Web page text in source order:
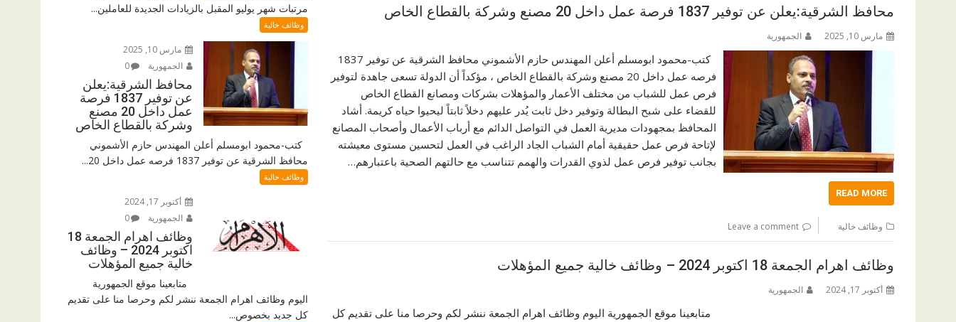
محافظ الشرقية:يعلن عن توفير 1837 فرصة عمل داخل 20 مصنع وشركة بالقطاع الخاص
مارس 10, 2025 الجمهورية
كتب-محمود ابومسلم أعلن المهندس حازم الأشموني محافظ الشرقية عن توفير 1837
فرصه عمل داخل 20 مصنع وشركة بالقطاع الخاص ، مؤكداً أن الدولة تسعى جاهدة لتوفير
فرص عمل للشباب من مختلف الأعمار والمؤهلات بشركات ومصانع القطاع الخاص
للقضاء على شبح البطالة وتوفير دخل ثابت يُدر عليهم دخلاً ثابتاً ليحيوا حياه كريمة. أشاد
المحافظ بمجهودات مديرية العمل في التواصل الدائم مع أرباب الأعمال وأصحاب المصانع
لإتاحة فرص عمل حقيقية أمام الشباب الجاد الراغب في العمل لتحسين مستوى معيشته
بجانب توفير فرص عمل لذوي القدرات والهمم تتناسب مع حالتهم الصحية باعتبارهم…
READ MORE
وظائف خالية Leave a comment
وظائف اهرام الجمعة 18 اكتوبر 2024 – وظائف خالية جميع المؤهلات
أكتوبر 17, 2024 الجمهورية
متابعينا موقع الجمهورية اليوم وظائف اهرام الجمعة ننشر لكم وحرصا منا على تقديم كل
مرتبات شهر يوليو المقبل بالزيادات الجديدة للعاملين...
وظائف خالية
مارس 10, 2025
الجمهورية
0
محافظ الشرقية:يعلن
عن توفير 1837 فرصة
عمل داخل 20 مصنع
وشركة بالقطاع الخاص
كتب-محمود ابومسلم أعلن المهندس حازم الأشموني
محافظ الشرقية عن توفير 1837 فرصه عمل داخل 20...
وظائف خالية
أكتوبر 17, 2024
الجمهورية
0
وظائف اهرام الجمعة 18
اكتوبر 2024 – وظائف
خالية جميع المؤهلات
متابعينا موقع الجمهورية
اليوم وظائف اهرام الجمعة ننشر لكم وحرصا منا على تقديم
كل جديد بخصوص...